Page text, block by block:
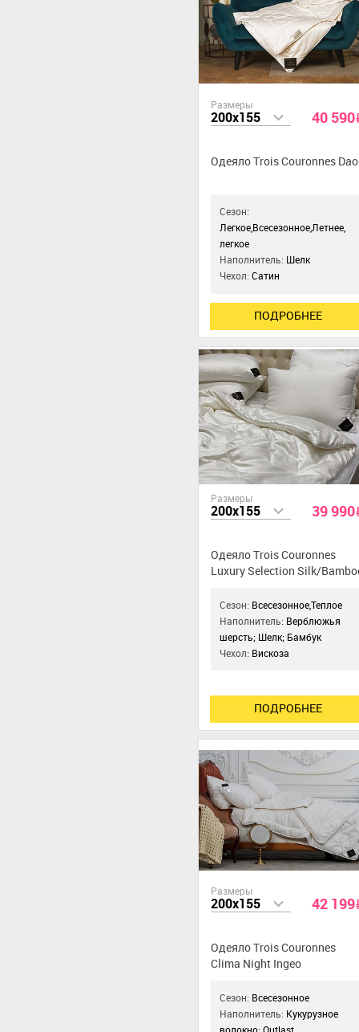
Размеры
200x155 40 590
Одеяло Trois Couronnes Dao
Сезон:
Легкое,Всесезонное,Летнее,
легкое
Наполнитель: Шелк
Чехол:Сатин
ПОДРОБНЕЕ
Размеры
200x155 39 990
Одеяло Trois Couronnes
Luxury Selection Silk/
Сезон: Всесезонное,Теплое
Наполнитель: Верблюжья
шерсть; Шелк; Бамбук
Чехол: Вискоза
ПОДРОБНЕЕ
Размеры
200x155 42 199
Одеяло Trois Couronnes
Clima Night Ingeo
Сезон: Всесезонное
Наполнитель: Кукурузное